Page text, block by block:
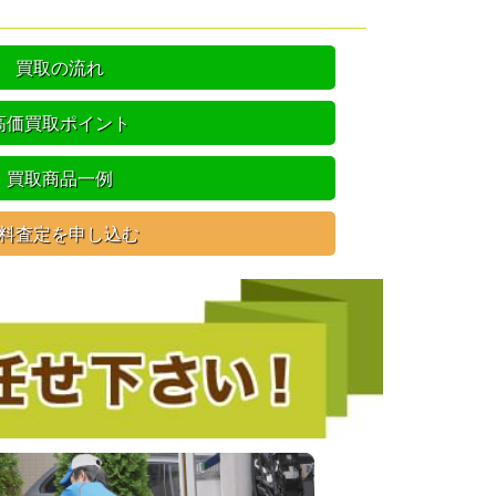
買取の流れ
価買取ポイント
買取商品一例
査定を申し込む